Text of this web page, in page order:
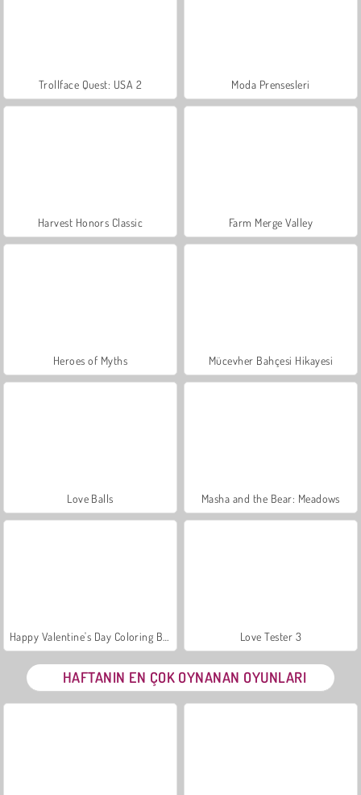
Trollface Quest: USA 2 Moda Prensesleri
Harvest Honors Classic Farm Merge Valley
Heroes of Myths Mücevher Bahçesi Hikayesi
Love Balls Masha and the Bear: Meadows
Love Tester 3
HAFTANIN EN ÇOK OYNANAN OYUNLARI